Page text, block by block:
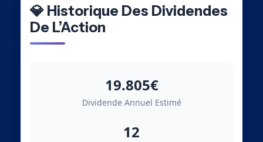
💎 Historique Des Dividendes
De L’Action
19.805€
Dividende Annuel Estimé
12